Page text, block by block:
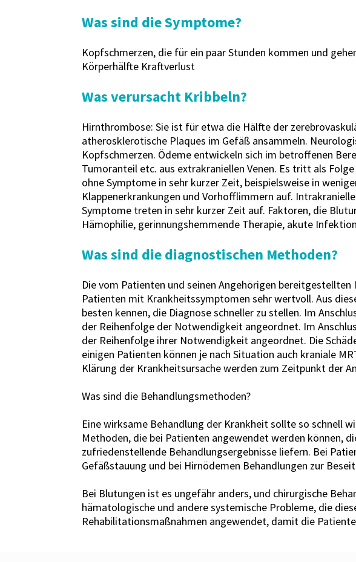
Was sind die Symptome?
Kopfschmerzen, die für ein paar Stunden kommen und
Körperhälfte Kraftverlust
Was verursacht Kribbeln?
Hirnthrombose: Sie ist für etwa die Hälfte der
atherosklerotische Plaques im Gefäß ansammeln.
Kopfschmerzen. Ödeme entwickeln sich im betroffenen
Tumoranteil etc. aus extrakraniellen Venen. Es tritt als
ohne Symptome in sehr kurzer Zeit, beispielsweise in
Klappenerkrankungen und Vorhofflimmern auf.
Symptome treten in sehr kurzer Zeit auf. Faktoren, die
Hämophilie, gerinnungshemmende Therapie, akute
Was sind die diagnostischen Methoden?
Die vom Patienten und seinen Angehörigen
Patienten mit Krankheitssymptomen sehr wertvoll. Aus
besten kennen, die Diagnose schneller zu stellen. Im
der Reihenfolge der Notwendigkeit angeordnet. Im
der Reihenfolge ihrer Notwendigkeit angeordnet. Die
einigen Patienten können je nach Situation auch kraniale
Klärung der Krankheitsursache werden zum Zeitpunkt der
Was sind die Behandlungsmethoden?
Eine wirksame Behandlung der Krankheit sollte so schnell
Methoden, die bei Patienten angewendet werden können,
zufriedenstellende Behandlungsergebnisse liefern. Bei
Gefäßstauung und bei Hirnödemen Behandlungen zur
Bei Blutungen ist es ungefähr anders, und chirurgische
hämatologische und andere systemische Probleme, die
Rehabilitationsmaßnahmen angewendet, damit die